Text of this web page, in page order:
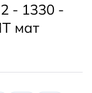
- 1330 -
мат